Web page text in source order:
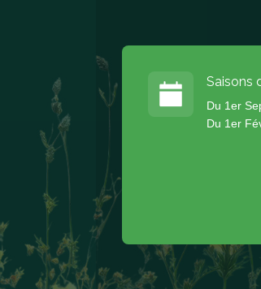
Saisons
Du 1er
Du 1er